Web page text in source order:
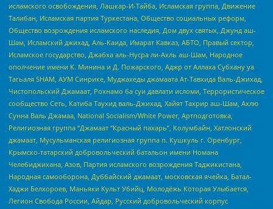
исламского освобождения, Лашкар-И-Тайба, Исламская группа, Движение
Талибан, Исламская партия Туркестана, Общество социальных реформ,
Общество возрождения исламского наследия, Дом двух святых, Джунд аш-
Шам, Исламский джихад, Аль-Каида, Имарат Кавказ, АБТО, Правый сектор,
Исламское государство, Джабха аль-Нусра ли-Ахль аш-Шам, Народное
ополчение имени К. Минина и Д. Пожарского, Аджр от Аллаха Субхану уа
Тагьаля SHAM, АУМ Синрике, Муджахеды джамаата Ат-Тавхида Валь-Джихад,
Чистопольский Джамаат, Рохнамо ба суи давлати исломи, Террористическое
сообщество Сеть, Катиба Таухид валь-Джихад, Хайят Тахрир аш-Шам, Ахлю
Сунна Валь Джамаа, National Socialism/White Power, Артподготовка,
Религиозная группа “Джамаат “Красный пахарь”, Колумбайн, Хатлонский
джамаат, Мусульманская религиозная группа п. Кушкуль г. Оренбург,
Крымско-татарский добровольческий батальон имени Номана
Челебиджихана, Азов, Партия исламского возрождения Таджикистана,
Народная самооборона, Дуббайский джамаат, московская ячейка, Батал-
Хаджи Белхороев, Маньяки Культ Убийц, Молодёжь Которая Улыбается,
Легион Свобода России, Айдар, Русский добровольческий корпус